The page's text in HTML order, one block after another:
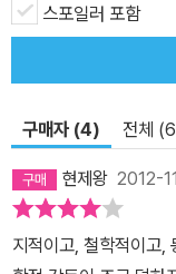
스포일러 포함
구매자 (4) 전체
현제왕 2012-
지적이고, 철학적이고,